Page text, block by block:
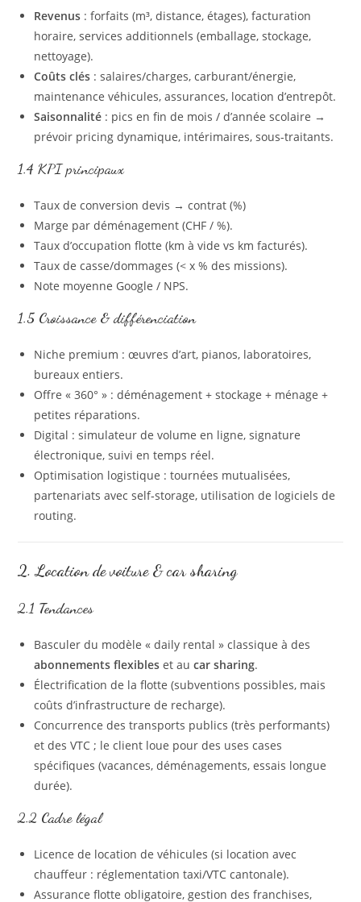
Revenus : forfaits (m³, distance, étages), facturation
horaire, services additionnels (emballage, stockage,
nettoyage).
Coûts clés : salaires/charges, carburant/énergie,
maintenance véhicules, assurances, location d’entrepôt.
Saisonnalité : pics en fin de mois / d’année scolaire →
prévoir pricing dynamique, intérimaires, sous-traitants.
1.4 KPI principaux
Taux de conversion devis → contrat (%)
Marge par déménagement (CHF / %).
Taux d’occupation flotte (km à vide vs km facturés).
Taux de casse/dommages (< x % des missions).
Note moyenne Google / NPS.
1.5 Croissance & différenciation
Niche premium : œuvres d’art, pianos, laboratoires,
bureaux entiers.
Offre « 360° » : déménagement + stockage + ménage +
petites réparations.
Digital : simulateur de volume en ligne, signature
électronique, suivi en temps réel.
Optimisation logistique : tournées mutualisées,
partenariats avec self‑storage, utilisation de logiciels de
routing.
2. Location de voiture & car sharing
2.1 Tendances
Basculer du modèle « daily rental » classique à des
abonnements flexibles et aucar sharing.
Électrification de la flotte (subventions possibles, mais
coûts d’infrastructure de recharge).
Concurrence des transports publics (très performants)
et des VTC ; le client loue pour des uses cases
spécifiques (vacances, déménagements, essais longue
durée).
2.2 Cadre légal
Licence de location de véhicules (si location avec
chauffeur : réglementation taxi/VTC cantonale).
Assurance flotte obligatoire, gestion des franchises,